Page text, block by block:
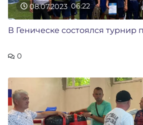
08.07.2023 06:22
В Геническе состоялся турнир
0